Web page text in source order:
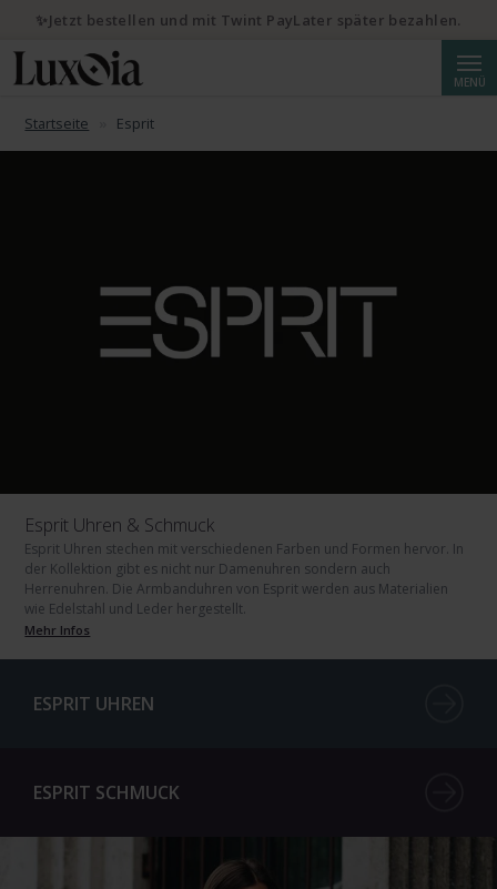
MENÜ
Startseite Esprit
Esprit Uhren & Schmuck
Esprit Uhren stechen mit verschiedenen Farben und Formen hervor. In
der Kollektion gibt es nicht nur Damenuhren sondern auch
Herrenuhren. Die Armbanduhren von Esprit werden aus Materialien
wie Edelstahl und Leder hergestellt.
Mehr Infos
ESPRIT UHREN
ESPRIT SCHMUCK
✨Jetzt bestellen und mit Twint PayLater später bezahlen.